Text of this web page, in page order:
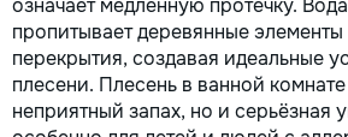
ascunse. După reparație veți
rămâne cu schema
comunicațiilor ascunse și
fotografiile tuturor etapelor
importante. Curățenie
пропитывает деревянные
перекрытия, создавая идеальные
плесени. Плесень в ванной
неприятный запах, но и серьёзная